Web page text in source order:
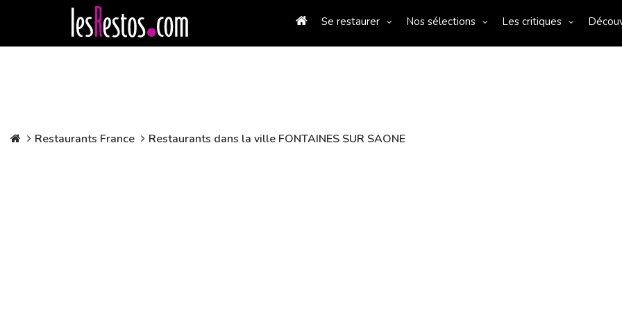
Se restaurer Nos sélections Les critiques
Restaurants France Restaurants dans la ville FONTAINES SUR SAONE